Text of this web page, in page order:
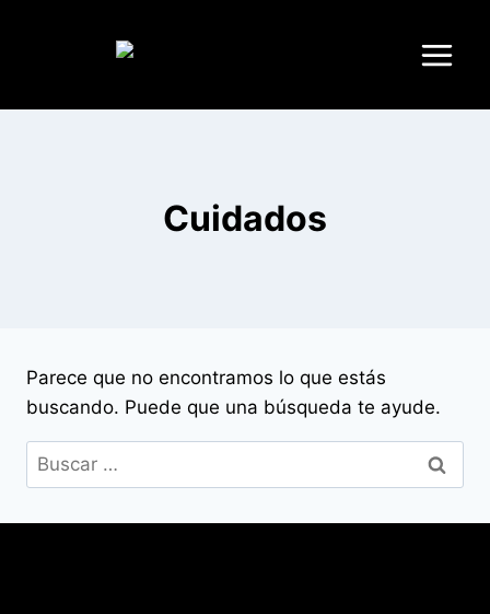
Cuidados
Parece que no encontramos lo que estás
buscando. Puede que una búsqueda te ayude.